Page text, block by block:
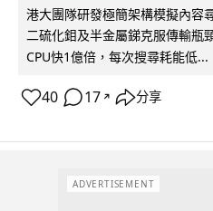
港大團隊研發極簡架構模擬內容
二硫化鉬及半金屬銻克服傳輸瓶
CPU快1億倍，每次搜尋耗能低...
40 17 ↗ 分享
ADVERTISEMENT